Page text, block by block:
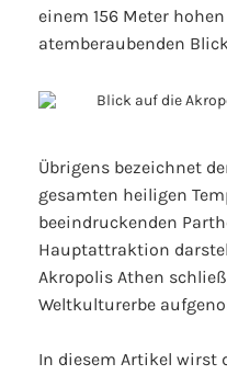
einem 156 Meter
atemberaubenden
Übrigens bezeichnet
gesamten heiligen
beeindruckenden
Hauptattraktion
Akropolis Athen
Weltkulturerbe
In diesem Artikel wirst